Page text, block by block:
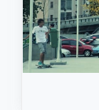
ESTÚDIO